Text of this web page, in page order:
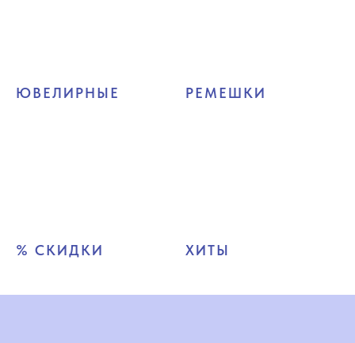
ЮВЕЛИРНЫЕ РЕМЕШКИ
% СКИДКИ ХИТЫ